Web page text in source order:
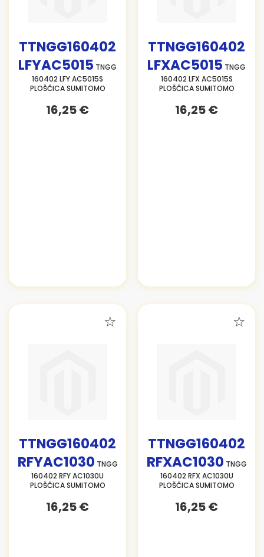
TTNGG160402
LFYAC5015 TNGG
160402 LFY AC5015S
PLOŠČICA SUMITOMO
16,25 €
TTNGG160402
LFXAC5015 TNGG
160402 LFX AC5015S
PLOŠČICA SUMITOMO
16,25 €
TTNGG160402
RFYAC1030 TNGG
160402 RFY AC1030U
PLOŠČICA SUMITOMO
16,25 €
TTNGG160402
RFXAC1030 TNGG
160402 RFX AC1030U
PLOŠČICA SUMITOMO
16,25 €